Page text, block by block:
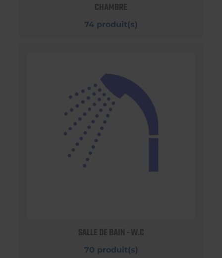
CHAMBRE
74 produit(s)
SALLE DE BAIN - W.C
70 produit(s)